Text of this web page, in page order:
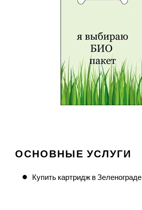
ОСНОВНЫЕ УСЛУГИ
Купить картридж в Зеленограде